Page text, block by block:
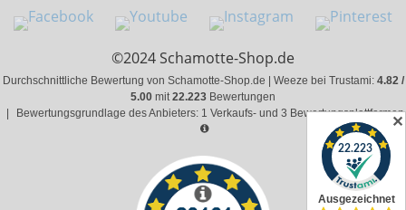
©2024 Schamotte-Shop.de
Durchschnittliche Bewertung von Schamotte-Shop.de | Weeze bei Trustami: 4.82 /
5.00 mit22.223 Bewertungen
Bewertungsgrundlage des Anbieters: 1 Verkaufs- und 3 Bewertungsplattformen
✕